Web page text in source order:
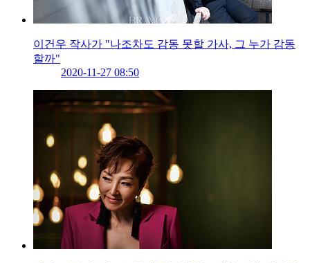
이건우 작사가 "나조차도 감동 못할 가사, 그 누가 감동
할까"
2020-11-27 08:50